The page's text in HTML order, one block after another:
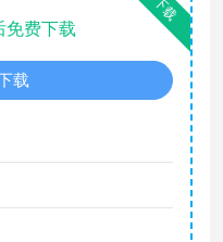
下载
免费下载
载